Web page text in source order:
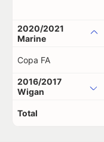
2020/2021
Marine
Copa FA
2016/2017
Wigan
Total